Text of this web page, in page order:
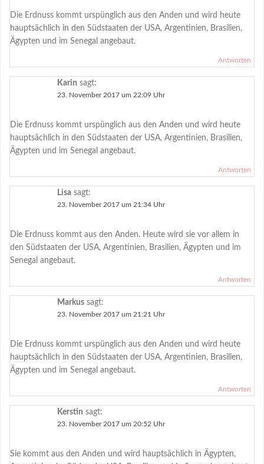
Die Erdnuss kommt urspünglich aus den Anden und wird heute
hauptsächlich in den Südstaaten der USA, Argentinien, Brasilien,
Ägypten und im Senegal angebaut.
Antworten
Karin sagt:
23. November 2017 um 22:09 Uhr
Die Erdnuss kommt urspünglich aus den Anden und wird heute
hauptsächlich in den Südstaaten der USA, Argentinien, Brasilien,
Ägypten und im Senegal angebaut.
Antworten
Lisa sagt:
23. November 2017 um 21:34 Uhr
Die Erdnuss kommt aus den Anden. Heute wird sie vor allem in
den Südstaaten der USA, Argentinien, Brasilien, Ägypten und im
Senegal angebaut.
Antworten
Markus sagt:
23. November 2017 um 21:21 Uhr
Die Erdnuss kommt urspünglich aus den Anden und wird heute
hauptsächlich in den Südstaaten der USA, Argentinien, Brasilien,
Ägypten und im Senegal angebaut.
Antworten
Kerstin sagt:
23. November 2017 um 20:52 Uhr
Sie kommt aus den Anden und wird hauptsächlich in Ägypten,